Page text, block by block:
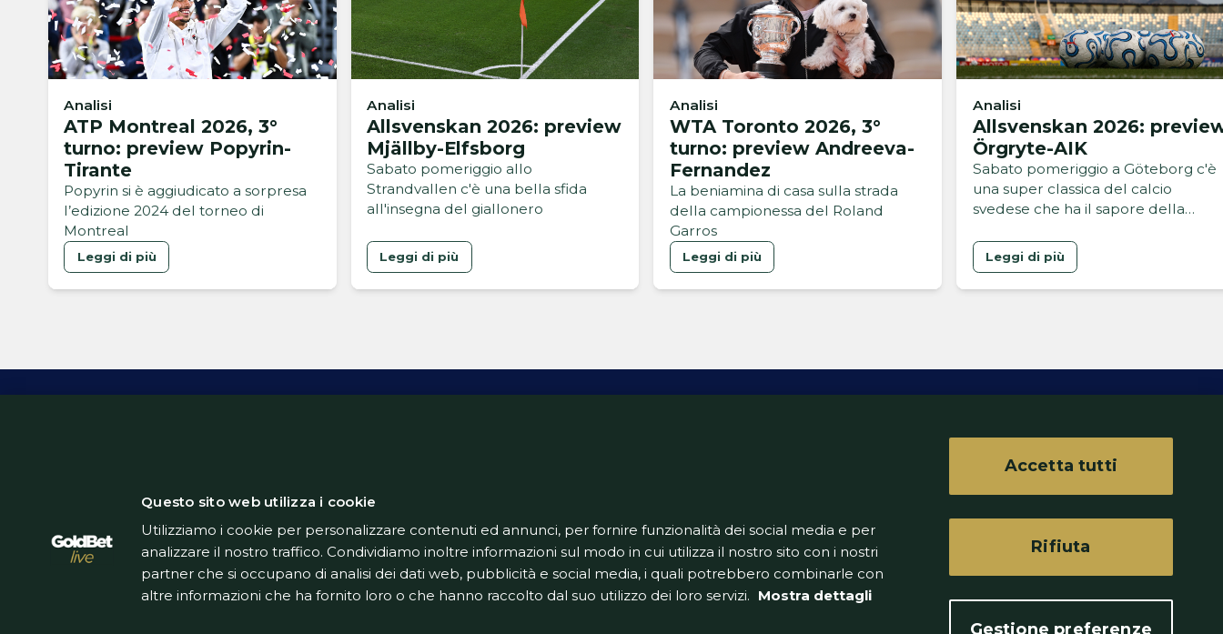
Analisi
ATP Montreal 2026, 3°
turno: preview Popyrin-
Tirante
Popyrin si è aggiudicato a sorpresa
l’edizione 2024 del torneo di
Montreal
Leggi di più
Analisi
Allsvenskan 2026: preview
Mjällby-Elfsborg
Sabato pomeriggio allo
Strandvallen c'è una bella sfida
all'insegna del giallonero
Leggi di più
Analisi
WTA Toronto 2026, 3°
turno: preview Andreeva-
Fernandez
La beniamina di casa sulla strada
della campionessa del Roland
Garros
Leggi di più
Analisi
Allsvenskan 2026:
Örgryte-AIK
Sabato pomeriggio a Göteborg c'è
una super classica del calcio
svedese che ha il sapore della
Leggi di più
Questo sito web utilizza i cookie
Utilizziamo i cookie per personalizzare contenuti ed annunci, per fornire funzionalità dei social media e per
analizzare il nostro traffico. Condividiamo inoltre informazioni sul modo in cui utilizza il nostro sito con i nostri
partner che si occupano di analisi dei dati web, pubblicità e social media, i quali potrebbero combinarle con
altre informazioni che ha fornito loro o che hanno raccolto dal suo utilizzo dei loro servizi. Mostra dettagli
Gestione preferenze
Rifiuta
Accetta tutti